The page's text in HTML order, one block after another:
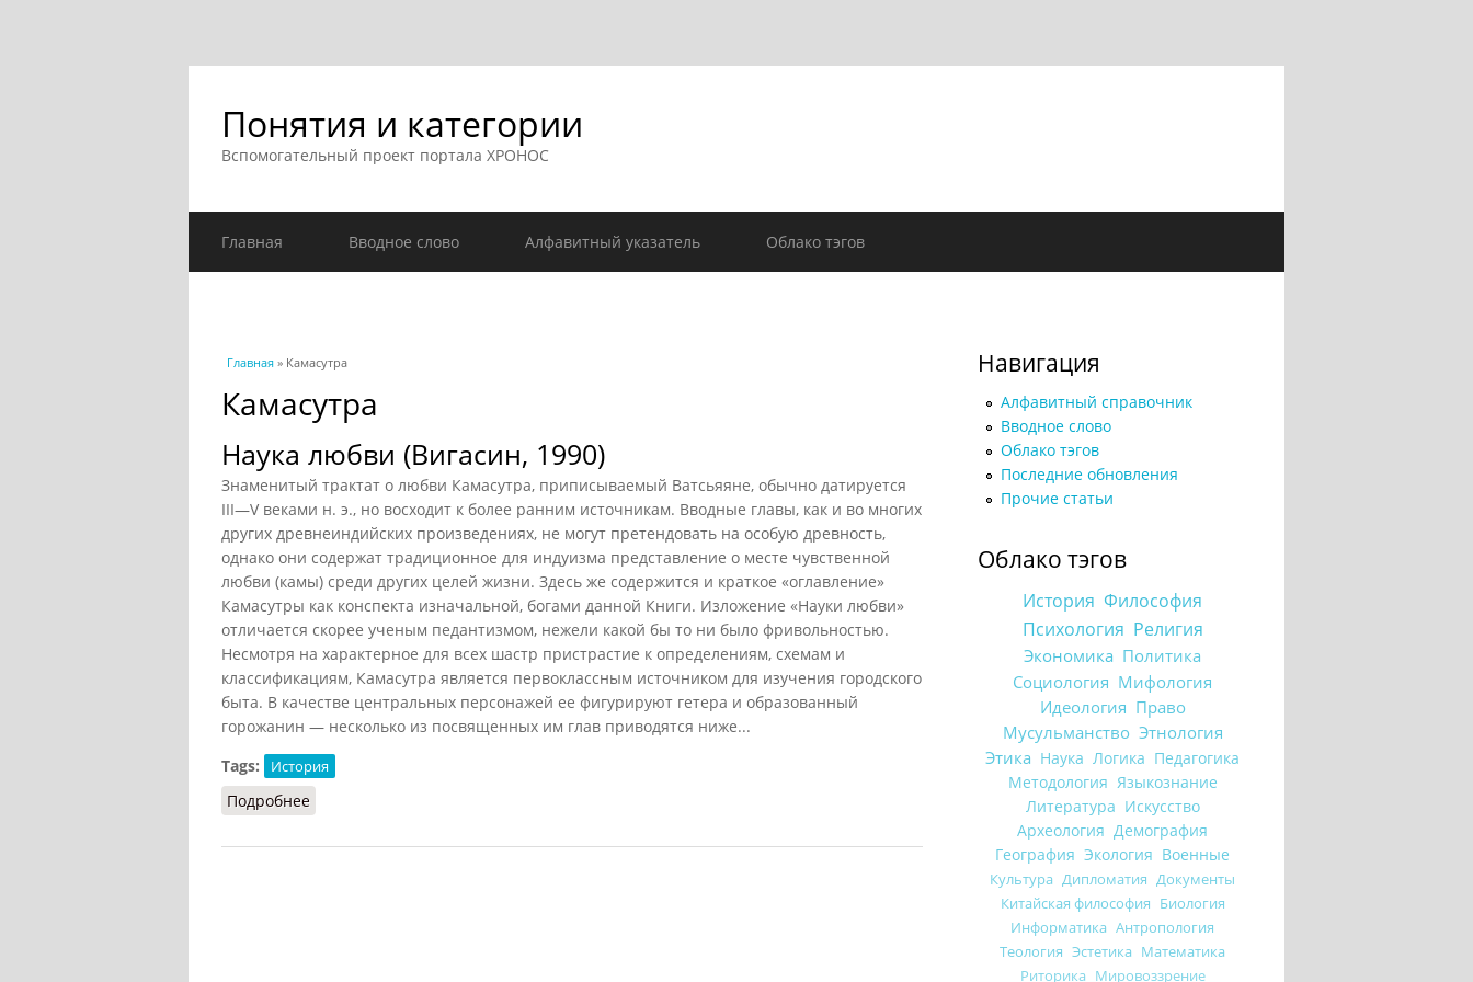
Понятия и категории
Вспомогательный проект портала ХРОНОС
Главная Вводное слово Алфавитный указатель Облако тэгов
Вы здесь
Главная » Камасутра
Камасутра
Наука любви (Вигасин, 1990)
Знаменитый трактат о любви Камасутра, приписываемый Ватсьяяне, обычно датируется
III—V веками н. э., но восходит к более ранним источникам. Вводные главы, как и во многих
других древнеиндийских произведениях, не могут претендовать на особую древность,
однако они содержат традиционное для индуизма представление о месте чувственной
любви (камы) среди других целей жизни. Здесь же содержится и краткое «оглавление»
Камасутры как конспекта изначальной, богами данной Книги. Изложение «Науки любви»
отличается скорее ученым педантизмом, нежели какой бы то ни было фривольностью.
Несмотря на характерное для всех шастр пристрастие к определениям, схемам и
классификациям, Камасутра является первоклассным источником для изучения городского
быта. В качестве центральных персонажей ее фигурируют гетера и образованный
горожанин — несколько из посвященных им глав приводятся ниже...
Tags:
История
Подробнее
Навигация
Алфавитный справочник
Вводное слово
Облако тэгов
Последние обновления
Прочие статьи
Облако тэгов
История Философия
Психология Религия
Экономика Политика
Социология Мифология
Идеология Право
Мусульманство Этнология
Этика Наука Логика Педагогика
Методология Языкознание
Литература Искусство
Археология Демография
География Экология Военные
Культура Дипломатия Документы
Китайская философия Биология
Информатика Антропология
Теология Эстетика Математика
Риторика Мировоззрение